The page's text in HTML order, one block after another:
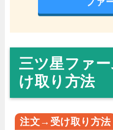
ファ
三ツ星ファ
け取り方法
注文→受け取り方法